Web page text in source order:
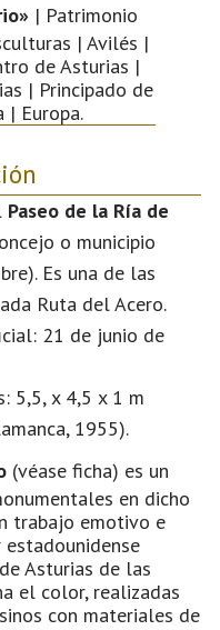
| Patrimonio
| Avilés |
de Asturias |
| Principado de
| Europa.
Paseo de la Ría de
o municipio
Es una de las
Ruta del Acero.
21 de junio de
5,5, x 4,5 x 1 m
1955).
(véase ficha) es un
en dicho
trabajo emotivo e
Asturias de las
el color, realizadas
con materiales de